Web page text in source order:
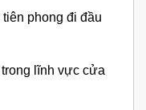
phong đi đầu
lĩnh vực cửa